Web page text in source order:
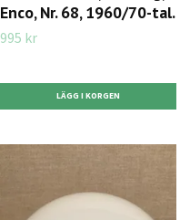
Enco, Nr. 68, 1960/70-tal.
995 kr